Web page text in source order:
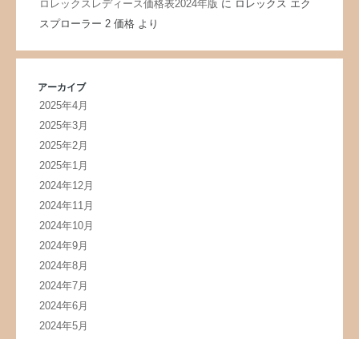
ロレックスレディース価格表2024年版 に ロレックス エク
スプローラー 2 価格より
アーカイブ
2025年4月
2025年3月
2025年2月
2025年1月
2024年12月
2024年11月
2024年10月
2024年9月
2024年8月
2024年7月
2024年6月
2024年5月